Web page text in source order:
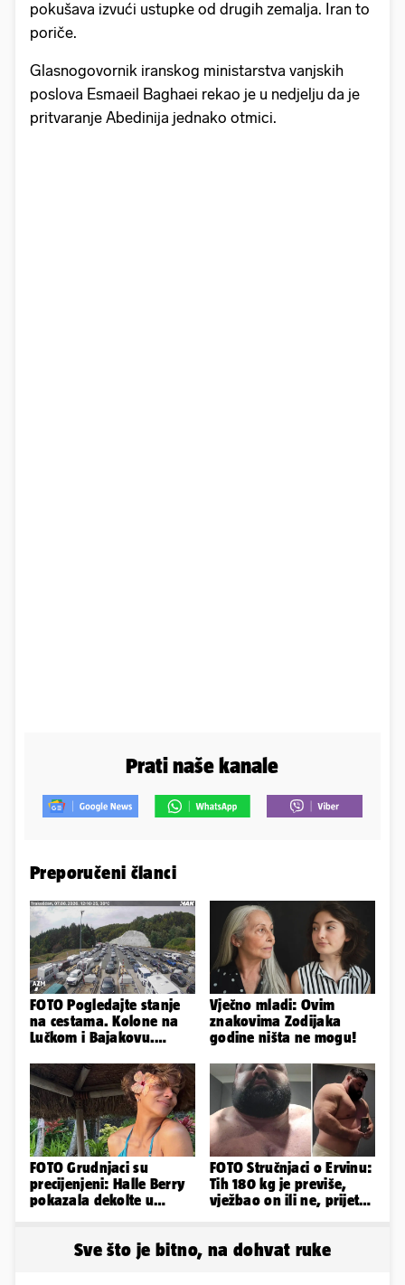
pokušava izvući ustupke od drugih zemalja. Iran to
poriče.
Glasnogovornik iranskog ministarstva vanjskih
poslova Esmaeil Baghaei rekao je u nedjelju da je
pritvaranje Abedinija jednako otmici.
Prati naše kanale
Preporučeni članci
FOTO Pogledajte stanje
na cestama. Kolone na
Lučkom i Bajakovu.
Vječno mladi: Ovim
znakovima Zodijaka
godine ništa ne mogu!
FOTO Grudnjaci su
precijenjeni: Halle Berry
pokazala dekolte u
FOTO Stručnjaci o Ervinu:
Tih 180 kg je previše,
vježbao on ili ne, prijete
Sve što je bitno, na dohvat ruke